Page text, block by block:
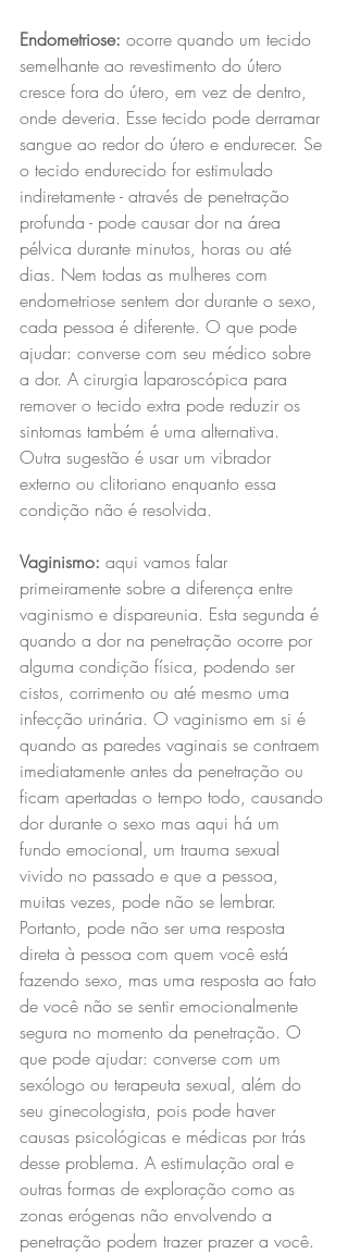
Endometriose: ocorre quando um tecido
semelhante ao revestimento do útero
cresce fora do útero, em vez de dentro,
onde deveria. Esse tecido pode derramar
sangue ao redor do útero e endurecer. Se
o tecido endurecido for estimulado
indiretamente - através de penetração
profunda - pode causar dor na área
pélvica durante minutos, horas ou até
dias. Nem todas as mulheres com
endometriose sentem dor durante o sexo,
cada pessoa é diferente. O que pode
ajudar: converse com seu médico sobre
a dor. A cirurgia laparoscópica para
remover o tecido extra pode reduzir os
sintomas também é uma alternativa.
Outra sugestão é usar um vibrador
externo ou clitoriano enquanto essa
condição não é resolvida.
Vaginismo: aqui vamos falar
primeiramente sobre a diferença entre
vaginismo e dispareunia. Esta segunda é
quando a dor na penetração ocorre por
alguma condição física, podendo ser
cistos, corrimento ou até mesmo uma
infecção urinária. O vaginismo em si é
quando as paredes vaginais se contraem
imediatamente antes da penetração ou
ficam apertadas o tempo todo, causando
dor durante o sexo mas aqui há um
fundo emocional, um trauma sexual
vivido no passado e que a pessoa,
muitas vezes, pode não se lembrar.
Portanto, pode não ser uma resposta
direta à pessoa com quem você está
fazendo sexo, mas uma resposta ao fato
de você não se sentir emocionalmente
segura no momento da penetração. O
que pode ajudar: converse com um
sexólogo ou terapeuta sexual, além do
seu ginecologista, pois pode haver
causas psicológicas e médicas por trás
desse problema. A estimulação oral e
outras formas de exploração como as
zonas erógenas não envolvendo a
penetração podem trazer prazer a você.